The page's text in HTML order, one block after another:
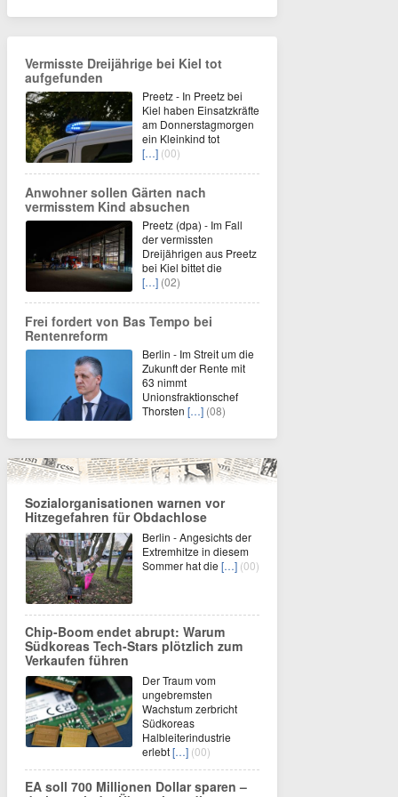
Vermisste Dreijährige bei Kiel tot
aufgefunden
Preetz - In Preetz bei
Kiel haben Einsatzkräfte
am Donnerstagmorgen
ein Kleinkind tot
[…] (00)
Anwohner sollen Gärten nach
vermisstem Kind absuchen
Preetz (dpa) - Im Fall
der vermissten
Dreijährigen aus Preetz
bei Kiel bittet die
[…] (02)
Frei fordert von Bas Tempo bei
Rentenreform
Berlin - Im Streit um die
Zukunft der Rente mit
63 nimmt
Unionsfraktionschef
Thorsten […] (08)
Sozialorganisationen warnen vor
Hitzegefahren für Obdachlose
Berlin - Angesichts der
Extremhitze in diesem
Sommer hat die […] (00)
Chip-Boom endet abrupt: Warum
Südkoreas Tech-Stars plötzlich zum
Verkaufen führen
Der Traum vom
ungebremsten
Wachstum zerbricht
Südkoreas
Halbleiterindustrie
erlebt[…] (00)
EA soll 700 Millionen Dollar sparen –